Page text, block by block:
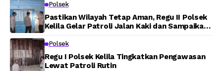
Polsek
Pastikan Wilayah Tetap Aman, Regu II Polsek
Kelila Gelar Patroli Jalan Kaki dan Sampaikan
Polsek
Regu I Polsek Kelila Tingkatkan Pengawasan
Lewat Patroli Rutin